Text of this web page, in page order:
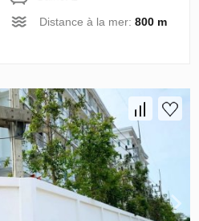
Distance à la mer:800 m